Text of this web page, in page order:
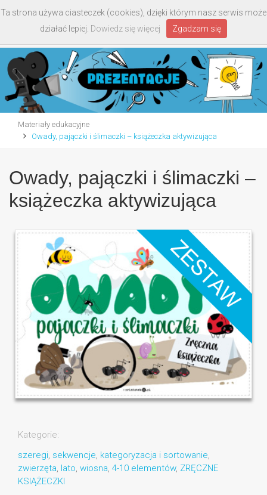
Materiały edukacyjne
Owady, pajączki i ślimaczki – książeczka aktywizująca
Owady, pajączki i ślimaczki –
książeczka aktywizująca
Kategorie:
szeregi, sekwencje, kategoryzacja i sortowanie,
zwierzęta, lato, wiosna, 4-10 elementów, ZRĘCZNE
KSIĄŻECZKI
Ta strona używa ciasteczek (cookies), dzięki którym nasz serwis może
działać lepiej. Dowiedz się więcej Zgadzam się